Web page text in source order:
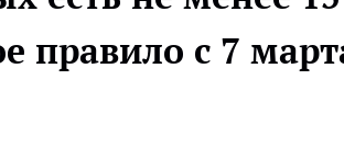
правило с 7